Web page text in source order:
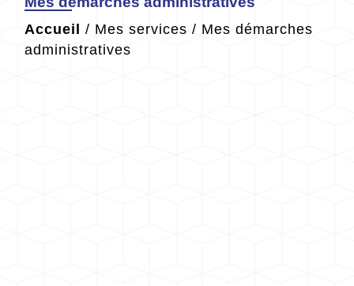
Accueil / Mes services / Mes démarches
administratives